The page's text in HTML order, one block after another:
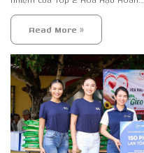
Read More »